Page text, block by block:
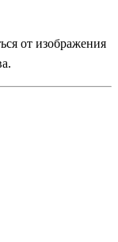
от изображения